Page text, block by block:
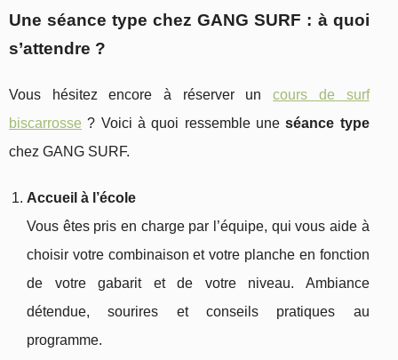
Une séance type chez GANG SURF : à quoi
s’attendre ?
Vous hésitez encore à réserver uncours de surf
biscarrosse ? Voici à quoi ressemble uneséance type
chez GANG SURF.
Accueil à l’école
Vous êtes pris en charge par l’équipe, qui vous aide à
choisir votre combinaison et votre planche en fonction
de votre gabarit et de votre niveau. Ambiance
détendue, sourires et conseils pratiques au
programme.